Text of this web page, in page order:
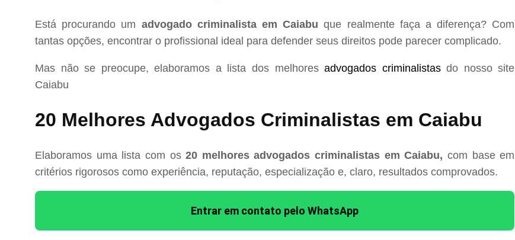
Está procurando um advogado criminalista em Caiabu que realmente faça a diferença? Com
tantas opções, encontrar o profissional ideal para defender seus direitos pode parecer complicado.
Mas não se preocupe, elaboramos a lista dos melhoresadvogados criminalistasdo nosso site
Caiabu
20 Melhores Advogados Criminalistas em Caiabu
Elaboramos uma lista com os20 melhores advogados criminalistas em Caiabu, com base em
critérios rigorosos como experiência, reputação, especialização e, claro, resultados comprovados.
Entrar em contato pelo WhatsApp